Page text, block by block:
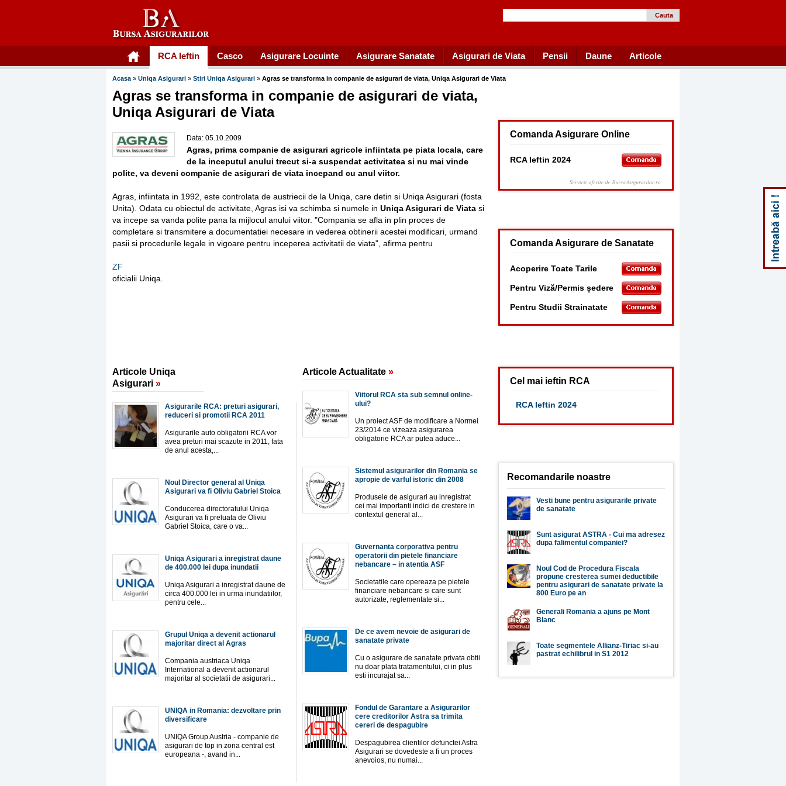
Cauta
RCA Ieftin Casco Asigurare Locuinte Asigurare Sanatate Asigurari de Viata Pensii Daune Articole
Acasa » Uniqa Asigurari » Stiri Uniqa Asigurari » Agras se transforma in companie de asigurari de viata, Uniqa Asigurari de Viata
Agras se transforma in companie de asigurari de viata,
Uniqa Asigurari de Viata
Data: 05.10.2009
Agras, prima companie de asigurari agricole infiintata pe piata locala, care
de la inceputul anului trecut si-a suspendat activitatea si nu mai vinde
polite, va deveni companie de asigurari de viata incepand cu anul viitor.
Agras, infiintata in 1992, este controlata de austriecii de la Uniqa, care detin si Uniqa Asigurari (fosta
Unita). Odata cu obiectul de activitate, Agras isi va schimba si numele in Uniqa Asigurari de Viata si
va incepe sa vanda polite pana la mijlocul anului viitor. "Compania se afla in plin proces de
completare si transmitere a documentatiei necesare in vederea obtinerii acestei modificari, urmand
pasii si procedurile legale in vigoare pentru inceperea activitatii de viata", afirma pentru
ZF
oficialii Uniqa.
Articole Uniqa
Asigurari »
Asigurarile RCA: preturi asigurari,
reduceri si promotii RCA 2011
Asigurarile auto obligatorii RCA vor
avea preturi mai scazute in 2011, fata
de anul acesta,...
Noul Director general al Uniqa
Asigurari va fi Oliviu Gabriel Stoica
Conducerea directoratului Uniqa
Asigurari va fi preluata de Oliviu
Gabriel Stoica, care o va...
Uniqa Asigurari a inregistrat daune
de 400.000 lei dupa inundatii
Uniqa Asigurari a inregistrat daune de
circa 400.000 lei in urma inundatiilor,
pentru cele...
Grupul Uniqa a devenit actionarul
majoritar direct al Agras
Compania austriaca Uniqa
International a devenit actionarul
majoritar al societatii de asigurari...
UNIQA in Romania: dezvoltare prin
diversificare
UNIQA Group Austria - companie de
asigurari de top in zona central est
europeana -, avand in...
Articole Actualitate »
Viitorul RCA sta sub semnul online-
ului?
Un proiect ASF de modificare a Normei
23/2014 ce vizeaza asigurarea
obligatorie RCA ar putea aduce...
Sistemul asigurarilor din Romania se
apropie de varful istoric din 2008
Produsele de asigurari au inregistrat
cei mai importanti indici de crestere in
contextul general al...
Guvernanta corporativa pentru
operatorii din pietele financiare
nebancare – in atentia ASF
Societatile care opereaza pe pietele
financiare nebancare si care sunt
autorizate, reglementate si...
De ce avem nevoie de asigurari de
sanatate private
Cu o asigurare de sanatate privata obtii
nu doar plata tratamentului, ci in plus
esti incurajat sa...
Fondul de Garantare a Asigurarilor
cere creditorilor Astra sa trimita
cereri de despagubire
Despagubirea clientilor defunctei Astra
Asigurari se dovedeste a fi un proces
anevoios, nu numai...
Comanda Asigurare Online
RCA Ieftin 2024
Comanda Asigurare de Sanatate
Acoperire Toate Tarile
Pentru Viză/Permis ședere
Pentru Studii Strainatate
Cel mai ieftin RCA
RCA Ieftin 2024
Recomandarile noastre
Vesti bune pentru asigurarile private
de sanatate
Sunt asigurat ASTRA - Cui ma adresez
dupa falimentul companiei?
Noul Cod de Procedura Fiscala
propune cresterea sumei deductibile
pentru asigurari de sanatate private la
800 Euro pe an
Generali Romania a ajuns pe Mont
Blanc
Toate segmentele Allianz-Tiriac si-au
pastrat echilibrul in S1 2012